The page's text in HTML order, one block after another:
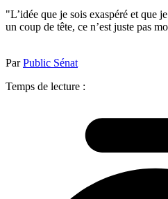
"L’idée que je sois exaspéré et que
un coup de tête, ce n’est juste pas
ParPublic Sénat
Temps de lecture :